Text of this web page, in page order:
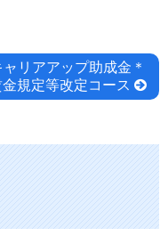
ャリアアップ助成金＊
金規定等改定コース